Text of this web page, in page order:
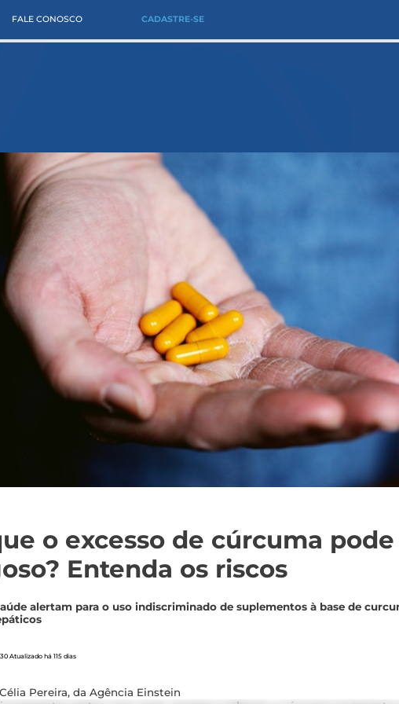
FALE CONOSCO CADASTRE-SE
o excesso de cúrcuma
Entenda os riscos
alertam para o uso indiscriminado de suplementos à base de
Atualizado há 115 dias
Pereira, da Agência Einstein